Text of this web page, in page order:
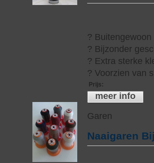
?
? Bijzonder
? Extra sterke
? Voorzien van
Prijs:
meer info
Garen
Naaigaren